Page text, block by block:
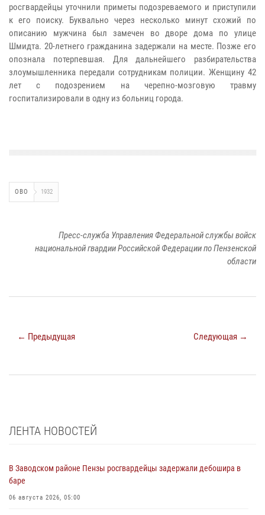
росгвардейцы уточнили приметы подозреваемого и приступили
к его поиску. Буквально через несколько минут схожий по
описанию мужчина был замечен во дворе дома по улице
Шмидта. 20-летнего гражданина задержали на месте. Позже его
опознала потерпевшая. Для дальнейшего разбирательства
злоумышленника передали сотрудникам полиции. Женщину 42
лет с подозрением на черепно-мозговую травму
госпитализировали в одну из больниц города.
ОВО 1932
Пресс-служба Управления Федеральной службы войск
национальной гвардии Российской Федерации по Пензенской
области
← Предыдущая Следующая →
ЛЕНТА НОВОСТЕЙ
В Заводском районе Пензы росгвардейцы задержали дебошира в
баре
06 августа 2026, 05:00